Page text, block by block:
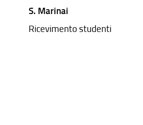
S. Marinai
Ricevimento studenti